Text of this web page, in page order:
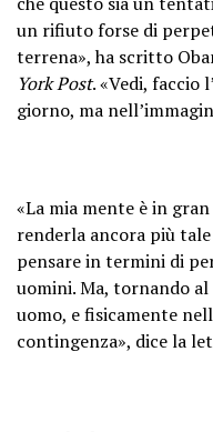
un rifiuto forse di
terrena», ha scritto
York Post. «Vedi, faccio
giorno, ma
«La mia mente è in
renderla ancora più
pensare in termini di
uomini. Ma, tornando
uomo, e fisicamente
contingenza», dice la